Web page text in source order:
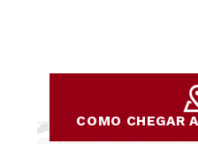
COMO CHEGAR